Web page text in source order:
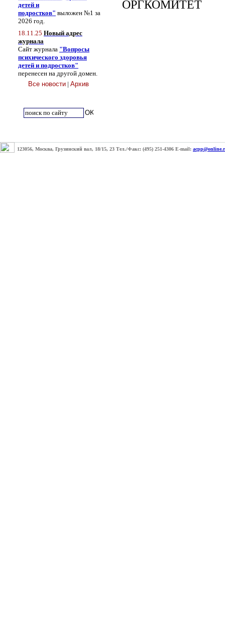
детей и
подростков" выложен №1 за
2026 год.
18.11.25 Новый адрес
журнала
Сайт журнала "Вопросы
психического здоровья
детей и подростков"
перенесен на другой домен.
Все новости| Архив
ОРГКОМИТЕТ
123056, Москва, Грузинский вал, 18/15, 23 Тел./Факс: (495) 251-4306 E-mail: